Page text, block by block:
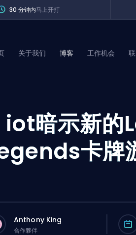
30 分钟内马上开打
关于我们 博客 工作机会
iot暗示新的
卡牌
Anthony King
合作夥伴